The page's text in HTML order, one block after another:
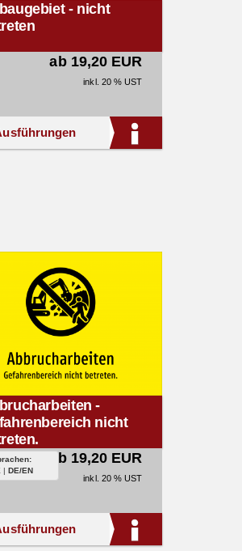
- nicht
ab 19,20 EUR
inkl. 20 % UST
-
nicht
| DE/EN
ab 19,20 EUR
inkl. 20 % UST